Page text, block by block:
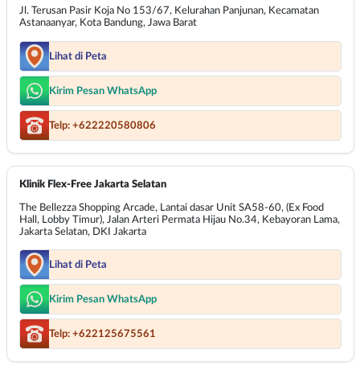
Jl. Terusan Pasir Koja No 153/67, Kelurahan Panjunan, Kecamatan
Astanaanyar, Kota Bandung, Jawa Barat
Lihat di Peta
Kirim Pesan WhatsApp
Telp: +622220580806
Klinik Flex-Free Jakarta Selatan
The Bellezza Shopping Arcade, Lantai dasar Unit SA58-60, (Ex Food
Hall, Lobby Timur), Jalan Arteri Permata Hijau No.34, Kebayoran Lama,
Jakarta Selatan, DKI Jakarta
Lihat di Peta
Kirim Pesan WhatsApp
Telp: +622125675561